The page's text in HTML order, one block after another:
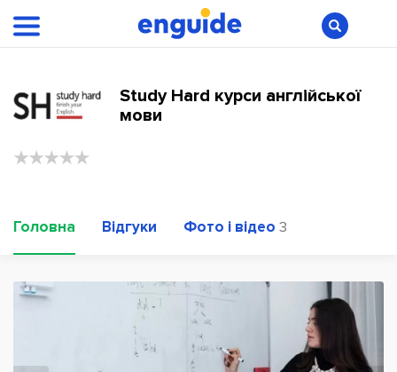
Study Hard курси англійської
мови
Головна Відгуки Фото і відео 3